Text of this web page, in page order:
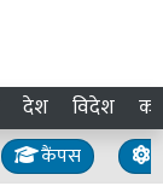
देश विदेश
कैंपस